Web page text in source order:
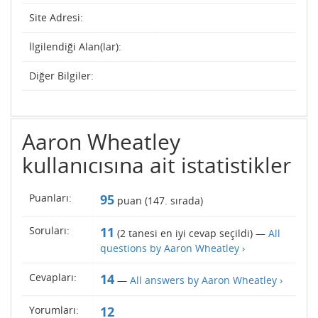
Site Adresi:
İlgilendiği Alan(lar):
Diğer Bilgiler:
Aaron Wheatley
kullanıcısına ait istatistikler
Puanları: 95 puan (147. sırada)
Soruları: 11 (2 tanesi en iyi cevap seçildi) — All
questions by Aaron Wheatley ›
Cevapları: 14 — All answers by Aaron Wheatley ›
Yorumları: 12